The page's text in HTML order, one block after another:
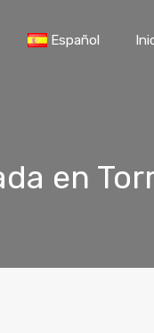
Español
en